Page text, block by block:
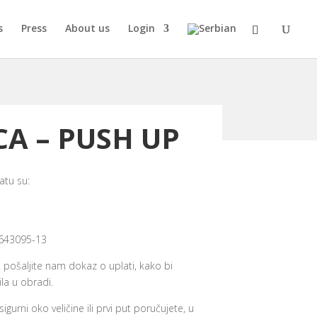
Press About us Login
– PUSH UP
su:
13
pošaljite nam dokaz o uplati, kako bi
u obradi.
oko veličine ili prvi put poručujete, u